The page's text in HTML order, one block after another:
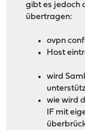
gibt es jedoch
übertragen:
ovpn
Host
wird
wie wird
IF mit